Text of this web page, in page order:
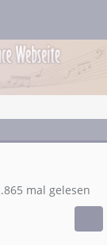
mal gelesen